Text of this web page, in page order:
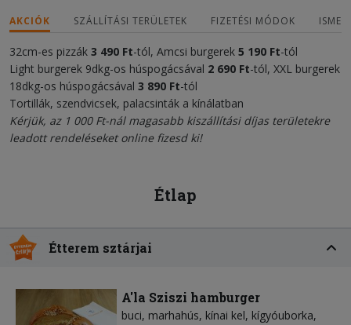
AKCIÓK SZÁLLÍTÁSI TERÜLETEK FIZETÉSI MÓDOK
32cm-es pizzák 3 490 Ft-tól, Amcsi burgerek 5 190 Ft-tól
Light burgerek 9dkg-os húspogácsával 2 690 Ft-tól, XXL burgerek
18dkg-os húspogácsával 3 890 Ft-tól
Tortillák, szendvicsek, palacsinták a kínálatban
Kérjük, az 1 000 Ft-nál magasabb kiszállítási díjas területekre
leadott rendeléseket online fizesd ki!
Étlap
Étterem sztárjai
A'la Sziszi hamburger
buci marhahús kínai kel kígyóuborka